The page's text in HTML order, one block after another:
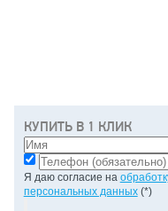
КУПИТЬ В 1 КЛИК
Я даю согласие на
персональных данных(*)